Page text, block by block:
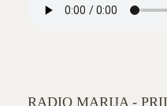
RADIO MARIJA -